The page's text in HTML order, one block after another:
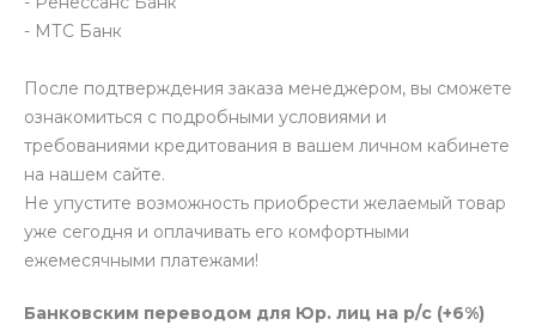
- МТС Банк
После подтверждения заказа менеджером, вы сможете
ознакомиться с подробными условиями и
требованиями кредитования в вашем личном кабинете
на нашем сайте.
Не упустите возможность приобрести желаемый товар
уже сегодня и оплачивать его комфортными
ежемесячными платежами!
Банковским переводом для Юр. лиц на р/с (+6%)